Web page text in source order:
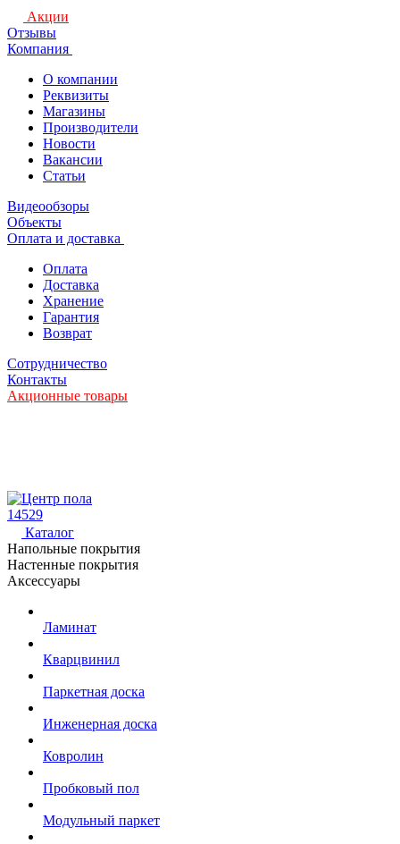
Акции
Отзывы
Компания
О компании
Реквизиты
Магазины
Производители
Новости
Вакансии
Статьи
Видеообзоры
Объекты
Оплата и доставка
Оплата
Доставка
Хранение
Гарантия
Возврат
Сотрудничество
Контакты
Акционные товары
14529
Каталог
Напольные покрытия
Настенные покрытия
Аксессуары
Ламинат
Кварцвинил
Паркетная доска
Инженерная доска
Ковролин
Пробковый пол
Модульный паркет